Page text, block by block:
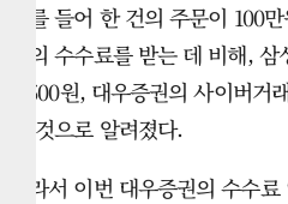
예를 들어 한 건의 주문이 100
원의 수수료를 받는 데 비해,
5,500원, 대우증권의 사이버
는 것으로 알려졌다.
따라서 이번 대우증권의 수수